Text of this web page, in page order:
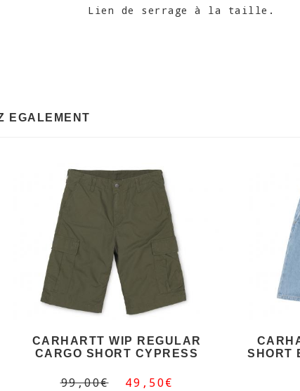
Lien de serrage à la taille.
EGALEMENT
CARHARTT WIP REGULAR
CARGO SHORT CYPRESS
99,00€ 49,50€
SHORT